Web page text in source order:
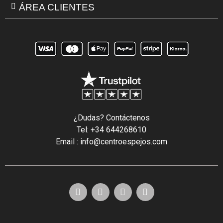
ÁREA CLIENTES
¿Dudas? Contáctenos
Tel: +34 644268610
Email : info@centroespejos.com